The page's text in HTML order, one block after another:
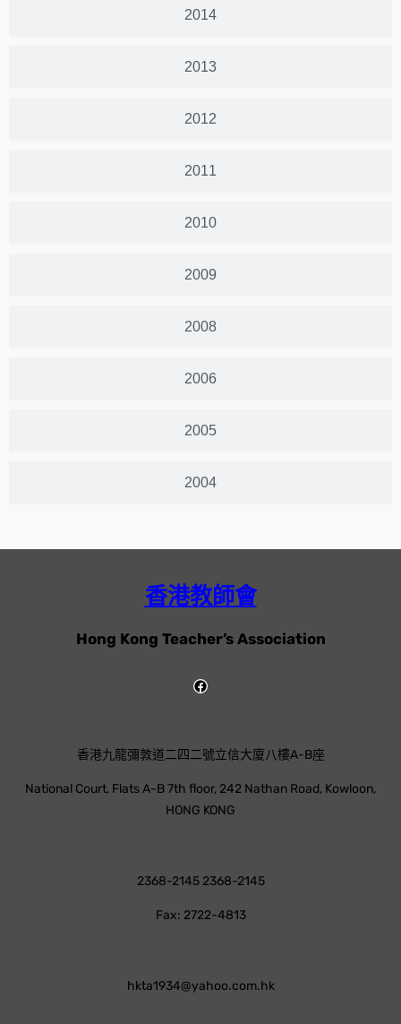
2014
2013
2012
2011
2010
2009
2008
2006
2005
2004
香港教師會
Hong Kong Teacher’s Association
香港九龍彌敦道二四二號立信大廈八樓A-B座
National Court, Flats A-B 7th floor, 242 Nathan Road, Kowloon,
HONG KONG
2368-2145 2368-2145
Fax: 2722-4813
hkta1934@yahoo.com.hk